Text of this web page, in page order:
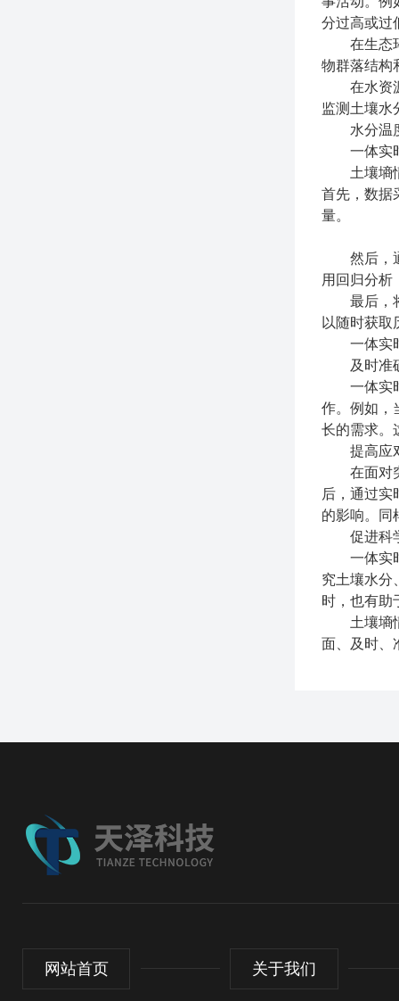
分过高或过
在生态环
物群落结构
在水资源
监测土壤水
水分温度
一体实时
土壤墒情
首先，数据
量。
然后，通
用回归分析
最后，将
以随时获取
一体实
及时准
一体实时
作。例如，
长的需求。
提高应对
在面对突
后，通过实
的影响。同
促进科学
一体实时
究土壤水分
时，也有助
土壤墒情
面、及时、
网站首页 关于我们